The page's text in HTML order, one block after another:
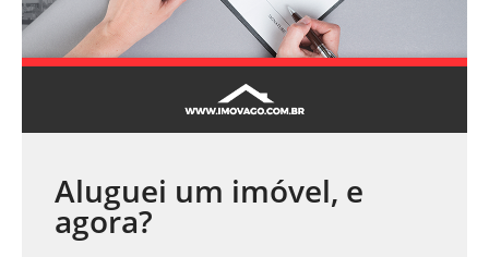
Aluguei um imóvel, e
agora?